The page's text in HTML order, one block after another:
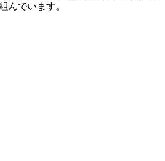
んでいます。